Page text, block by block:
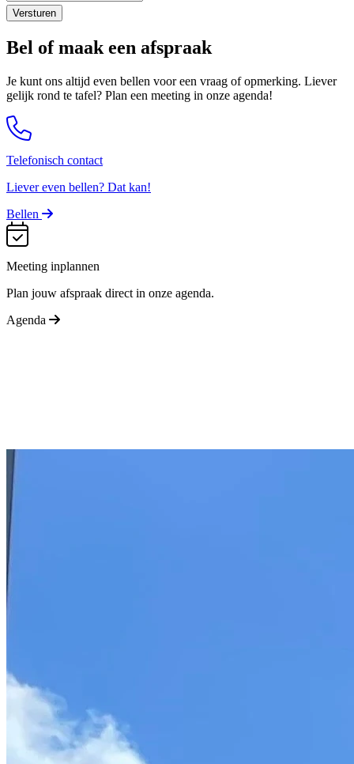
Versturen
Bel of maak een afspraak
Je kunt ons altijd even bellen voor een vraag of opmerking. Liever
gelijk rond te tafel? Plan een meeting in onze agenda!
Telefonisch contact
Liever even bellen? Dat kan!
Bellen
Meeting inplannen
Plan jouw afspraak direct in onze agenda.
Agenda